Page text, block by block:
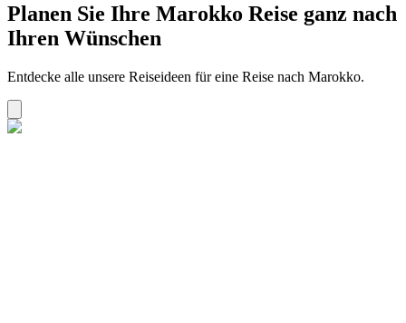
Planen Sie Ihre Marokko Reise ganz nach
Ihren Wünschen
Entdecke alle unsere Reiseideen für eine Reise nach Marokko.